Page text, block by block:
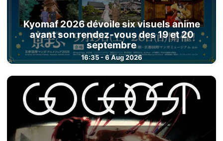
Kyomaf 2026 dévoile six visuels anime
avant son rendez-vous des 19 et 20
septembre
16:35 - 6 Aug 2026